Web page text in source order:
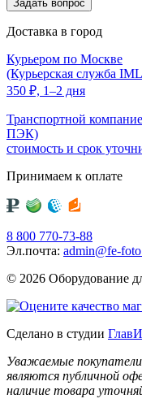
Доставка в город
Курьером по Москве
(Курьерская служба
350 ₽, 1–2 дня
Транспортной
ПЭК)
стоимость и срок
Принимаем к оплате
8 800 770-73-88
Эл.почта: admin@fe-
© 2026 Оборудование
Сделано в студии
Уважаемые
являются публичной
наличие товара